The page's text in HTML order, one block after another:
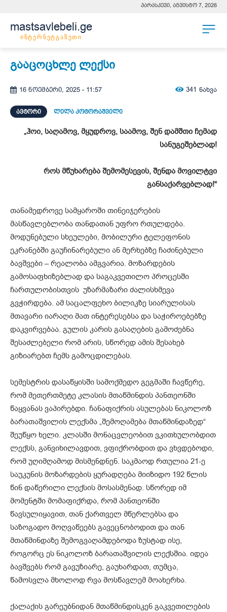
პარასკევი, აგვისტო 7, 2026
mastsavlebeli.ge
ინტერნეტგაზეთი
გააცოცხლე ლექსი
16 ნოემბერი, 2025 - 11:57 341 ნახვა
ᲐᲕᲢᲝᲠᲘ ლელა კოტორაშვილი
„ჰოი, საღამოვ, მყუდროვ, საამოვ, შენ დამშთი ჩემად
სანუგეშებლად!
როს მწუხარება შემომესევის, შენდა მოვილტვი
განსაქარვებლად!“
თანამედროვე სამყაროში თინეიჯერების
მასწავლებლობა თანდათან უფრო რთულდება.
მოდუნებული სხეულები, მობილური ტელეფონის
ეკრანებში გაუჩინარებული ან მერხებზე ჩაძინებული
ბავშვები – რეალობა ამგვარია. მოზარდების
გამოსაფხიზებლად და საგაკვეთილო პროცესში
ჩართულობისთვის უზარმაზარი ძალისხმევა
გვჭირდება. ამ საცალფეხო ბილიკზე სიარულისას
მთავარი იარაღი მათ ინტერესებსა და საჭიროებებზე
დაკვირვებაა. გულის კარის გასაღების გამოძებნა
შესაძლებელი რომ არის, სწორედ ამის შესახებ
გიზიარებთ ჩემს გამოცდილებას.
სემესტრის დასაწყისში სამოქმედო გეგმაში ჩავწერე,
რომ მეთერთმეტე კლასის მთაწმინდის პანთეონში
წაყვანას ვაპირებდი. ჩანაფიქრის ასულებას ნიკოლოზ
ბარათაშვილის ლექსმა „შემოღამება მთაწმინდაზედ“
შეუწყო ხელი. კლასში მონაცვლეობით ვკითხულობდით
ლექსს, განვიხილავდით, ვფიქრობდით და ვხვდებოდი,
რომ უღიმღამოდ მისმენდნენ. საკმაოდ რთულია 21-ე
საუკუნის მოზარდების ყურადღება მიიზიდო 192 წლის
წინ დაწერილი ლექსის მოსასმენად. სწორედ იმ
მომენტში მომაფიქრდა, რომ პანთეონში
წავსულიყავით, თან ქართველ მწერლებსა და
საზოგადო მოღვაწეებს გავეცნობოდით და თან
მთაწმინდაზე შემოგვაღამდებოდა ზუსტად ისე,
როგორც ეს ნიკოლოზ ბარათაშვილის ლექსშია. იდეა
ბავშვებს რომ გავუზიარე, გაუხარდათ, თუმცა,
წამოსვლა მხოლოდ რვა მოსწავლემ მოახერხა.
ქალაქის გარეუბნიდან მთაწმინდისკენ გაკვეთილების